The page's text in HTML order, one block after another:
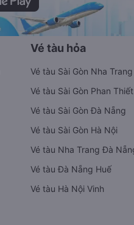
Vé tàu hỏa
Vé tàu Sài Gòn Nha Trang
Vé tàu Sài Gòn Phan Thiết
Vé tàu Sài Gòn Đà Nẵng
Vé tàu Sài Gòn Hà Nội
Vé tàu Nha Trang Đà
Vé tàu Đà Nẵng Huế
Vé tàu Hà Nội Vinh